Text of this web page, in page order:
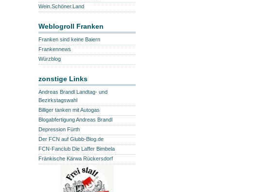
Wein.Schöner.Land
Weblogroll Franken
Franken sind keine Baiern
Frankennews
Würzblog
zonstige Links
Andreas Brandl Landtag- und
Bezirkstagswahl
Billiger tanken mit Autogas
Blogabfertigung Andreas Brandl
Depression Fürth
Der FCN auf Glubb-Blog.de
FCN-Fanclub Die Laffer Bimbela
Fränkische Kärwa Rückersdorf